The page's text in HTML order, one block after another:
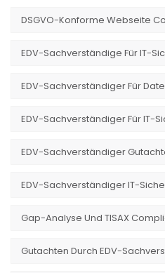
DSGVO-Konforme Webseite
EDV-Sachverständige Für IT-
EDV-Sachverständiger Für
EDV-Sachverständiger Für IT-
EDV-Sachverständiger
EDV-Sachverständiger IT-
Gap-Analyse Und TISAX
Gutachten Durch EDV-